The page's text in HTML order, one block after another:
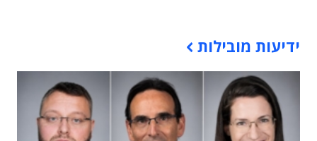
ידיעות מובילות